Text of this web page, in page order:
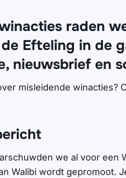
raden
Efteling in de
nieuwsbrief en
misleidende winacties?
we al voor een
Walibi wordt gepromoot.